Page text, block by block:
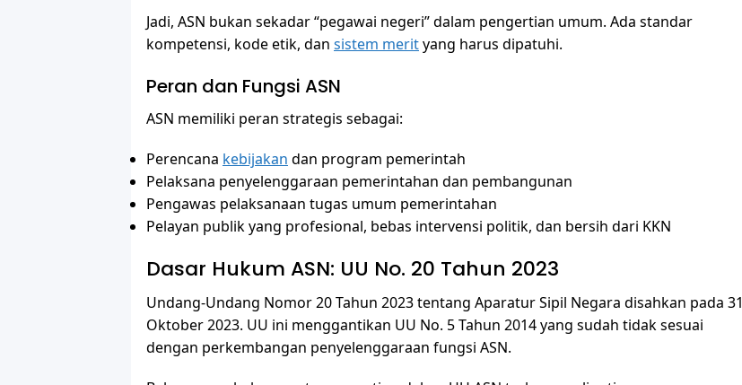
Jadi, ASN bukan sekadar “pegawai negeri” dalam pengertian umum. Ada standar
kompetensi, kode etik, dan sistem merityang harus dipatuhi.
Peran dan Fungsi ASN
ASN memiliki peran strategis sebagai:
Perencana kebijakan dan program pemerintah
Pelaksana penyelenggaraan pemerintahan dan pembangunan
Pengawas pelaksanaan tugas umum pemerintahan
Pelayan publik yang profesional, bebas intervensi politik, dan bersih dari KKN
Dasar Hukum ASN: UU No. 20 Tahun 2023
Undang-Undang Nomor 20 Tahun 2023 tentang Aparatur Sipil Negara disahkan pada 31
Oktober 2023. UU ini menggantikan UU No. 5 Tahun 2014 yang sudah tidak sesuai
dengan perkembangan penyelenggaraan fungsi ASN.